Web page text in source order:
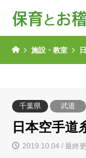
施設・教室
千葉県 武道
日本空手道
2019.10.04 / 最終